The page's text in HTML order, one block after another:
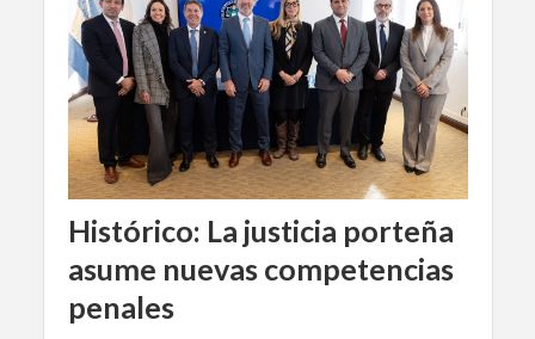
Histórico: La justicia porteña
asume nuevas competencias
penales